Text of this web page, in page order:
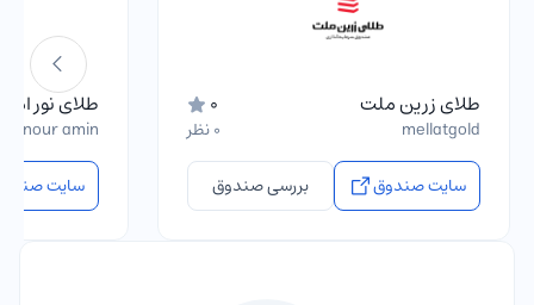
طلای زرین ملت
mellatgold
0
0 نظر
سایت صندوق
بررسی صندوق
طلای نور
nour amin
سایت